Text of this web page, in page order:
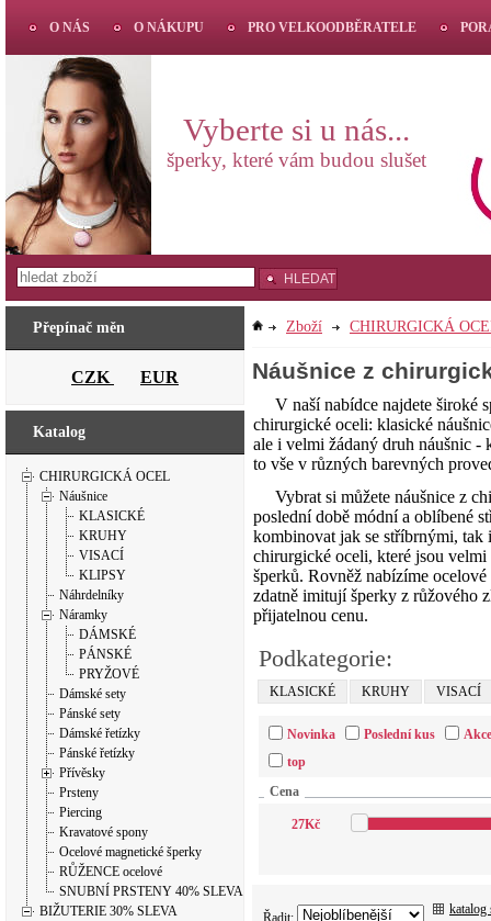
Přepínač měn
CZK EUR
Katalog
CHIRURGICKÁ OCEL
Náušnice
KLASICKÉ
KRUHY
VISACÍ
KLIPSY
Náhrdelníky
Náramky
DÁMSKÉ
PÁNSKÉ
PRYŽOVÉ
Dámské sety
Pánské sety
Dámské řetízky
Pánské řetízky
Přívěsky
Prsteny
Piercing
Kravatové spony
Ocelové magnetické šperky
RŮŽENCE ocelové
SNUBNÍ PRSTENY 40% SLEVA
BIŽUTERIE 30% SLEVA
Zboží CHIRURGICKÁ
Náušnice z
V naší nabídce najdete široké
chirurgické oceli: klasické
ale i velmi žádaný druh náušnic
to vše v různých barevných
Vybrat si můžete náušnice z
poslední době módní a oblíbené
kombinovat jak se stříbrnými, tak
chirurgické oceli, které jsou
šperků. Rovněž nabízíme
zdatně imitují šperky z růžového
přijatelnou cenu.
Podkategorie:
KLASICKÉ KRUHY VISACÍ
Novinka Poslední kus
Akce
top
Cena
27Kč
Řadit:
katalog
O NÁS O NÁKUPU PRO VELKOODBĚRATELE
Vyberte si u nás...
šperky, které vám budou slušet
HLEDAT